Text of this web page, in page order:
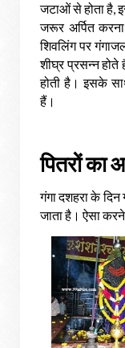
जटाओंसेहोताहै,
जरूर अर्पित करना
शिवलिंग पर
शीघ्रप्रसन्नहोते
होती है। इसके
हैं।
पितरोंका
गंगादशहराकेदिन
जाताहै। ऐसाकरने